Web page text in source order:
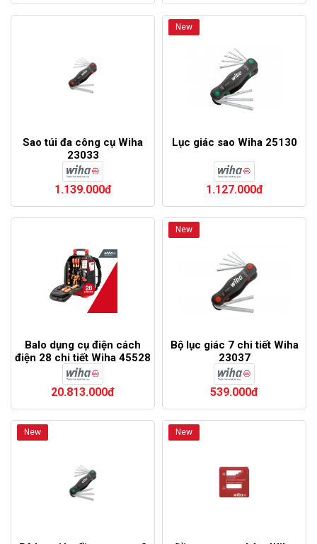
Sao túi đa công cụ Wiha
23033
1.139.000đ
New
Lục giác sao Wiha 25130
1.127.000đ
Balo dụng cụ điện cách
điện 28 chi tiết Wiha 45528
20.813.000đ
New
Bộ lục giác 7 chi tiết Wiha
23037
539.000đ
New New